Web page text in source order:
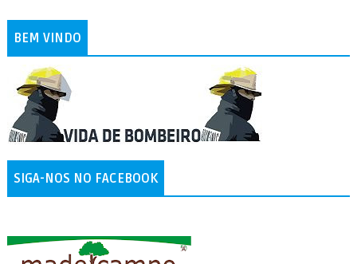
BEM VINDO
SIGA-NOS NO FACEBOOK